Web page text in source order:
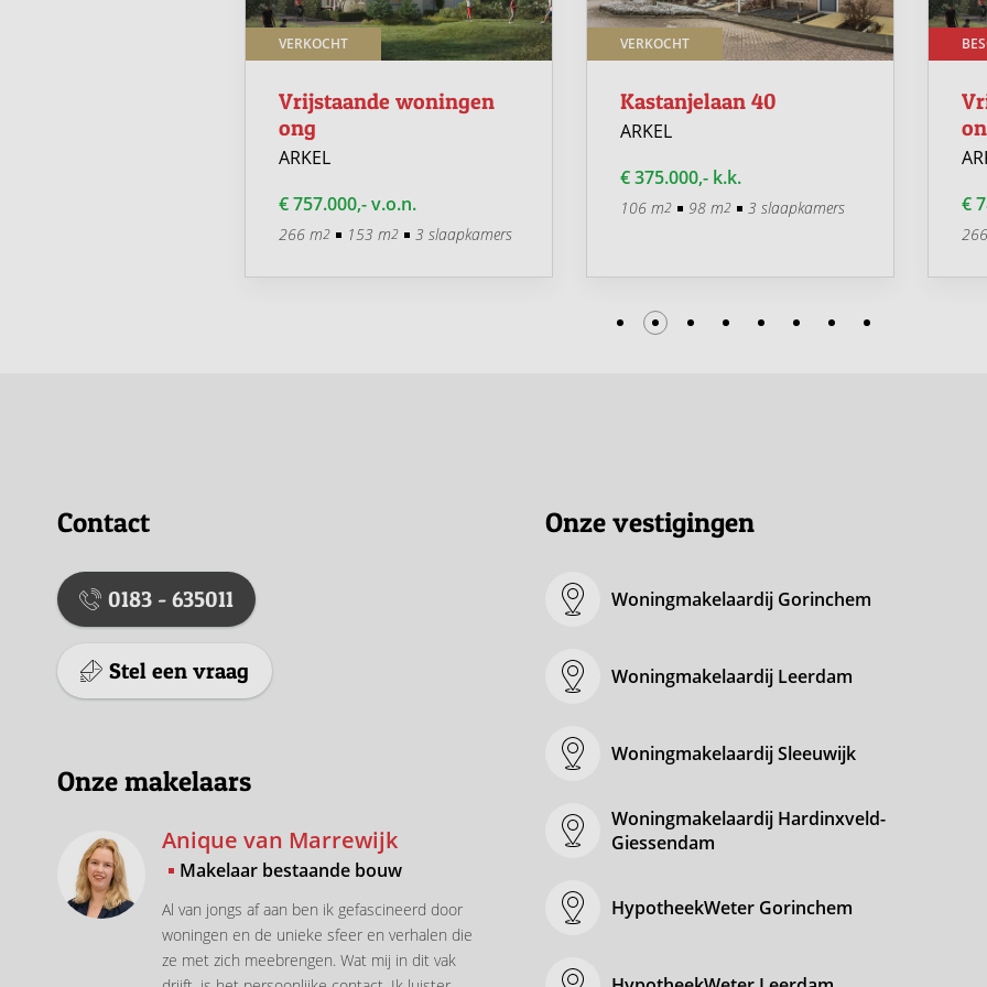
VERKOCHT
Vrijstaande woningen
ong
ARKEL
€ 757.000,- v.o.n.
266 m2 153 m2 3 slaapkamers
VERKOCHT
Kastanjelaan 40
ARKEL
€ 375.000,- k.k.
106 m2 98 m2 3 slaapkamers
€
Contact
0183 - 635011
Stel een vraag
Onze makelaars
Anique van Marrewijk
Makelaar bestaande bouw
Al van jongs af aan ben ik gefascineerd door
woningen en de unieke sfeer en verhalen die
ze met zich meebrengen. Wat mij in dit vak
Onze vestigingen
Woningmakelaardij Gorinchem
Woningmakelaardij Leerdam
Woningmakelaardij Sleeuwijk
Woningmakelaardij Hardinxveld-
Giessendam
HypotheekWeter Gorinchem